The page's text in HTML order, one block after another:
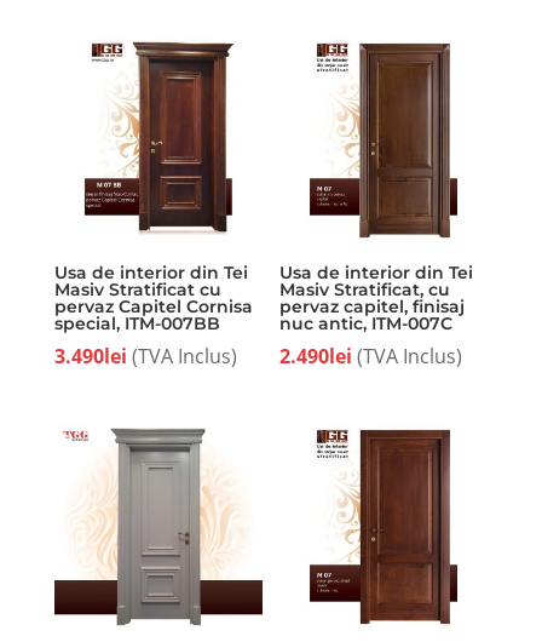
Usa de interior din Tei
Masiv Stratificat cu
pervaz Capitel Cornisa
special, ITM-007BB
3.490lei (TVA Inclus)
Usa de interior din Tei
Masiv Stratificat, cu
pervaz capitel, finisaj
nuc antic, ITM-007C
2.490lei (TVA Inclus)